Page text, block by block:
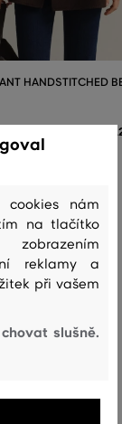
HANDSTITCHED
0
cookies nám
na tlačítko
reklamy a
při vašem
slušně.